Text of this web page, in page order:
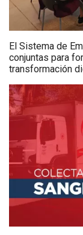
El Sistema de
conjuntas para
transformación